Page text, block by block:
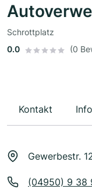
Schrottplatz
0.0
(0
Kontakt Info
Gewerbestr.
(04950) 9 38